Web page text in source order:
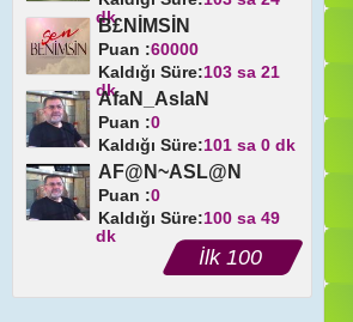
dk
B£NİMSİN
Puan :60000
Kaldığı Süre:103 sa 21
dk
AfaN_AslaN
Puan :0
Kaldığı Süre:101 sa 0 dk
AF@N~ASL@N
Puan :0
Kaldığı Süre:100 sa 49
dk
İlk 100